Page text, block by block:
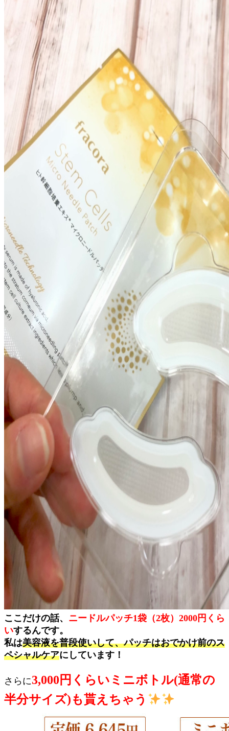
ここだけの話、 ニードルパッチ1袋（2枚）2000円くら
いするんです。
私は美容液を普段使いして、パッチはおでかけ前のス
ペシャルケアにしています！
さらに3,000円くらいミニボトル(通常の
半分サイズ)も貰えちゃう